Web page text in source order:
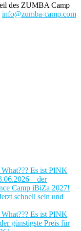
des ZUMBA Camp
info@zumba-camp.com
Es ist PINK
– der
Camp iBiZa 2027!
schnell sein und
Es ist PINK
günstigste Preis für